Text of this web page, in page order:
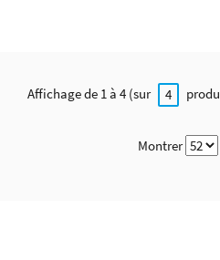
Affichage de 1 à 4 (sur 4
Montrer